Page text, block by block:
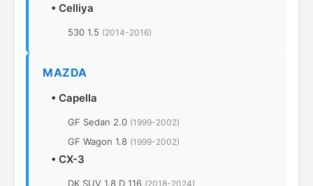
• Celliya
530 1.5 (2014-2016)
MAZDA
• Capella
GF Sedan 2.0 (1999-2002)
GF Wagon 1.8 (1999-2002)
• CX-3
DK SUV 1.8 D 116 (2018-2024)